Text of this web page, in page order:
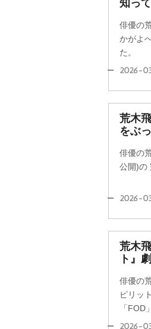
知っ
俳優の
かがよ
た。
2026-
荒木
をぶ
俳優の
公開)の
2026-
荒木
ト』
俳優の
ピリッ
「FOD
2026-